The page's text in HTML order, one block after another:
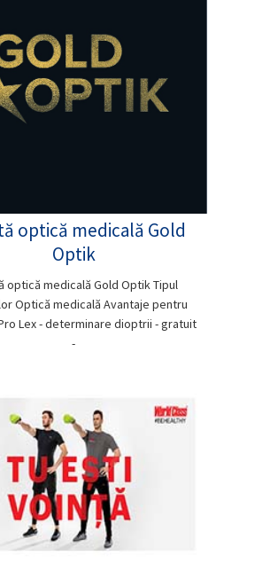
optică medicală Gold
Optik
optică medicală Gold Optik Tipul
Optică medicală Avantaje pentru
Lex - determinare dioptrii - gratuit
-